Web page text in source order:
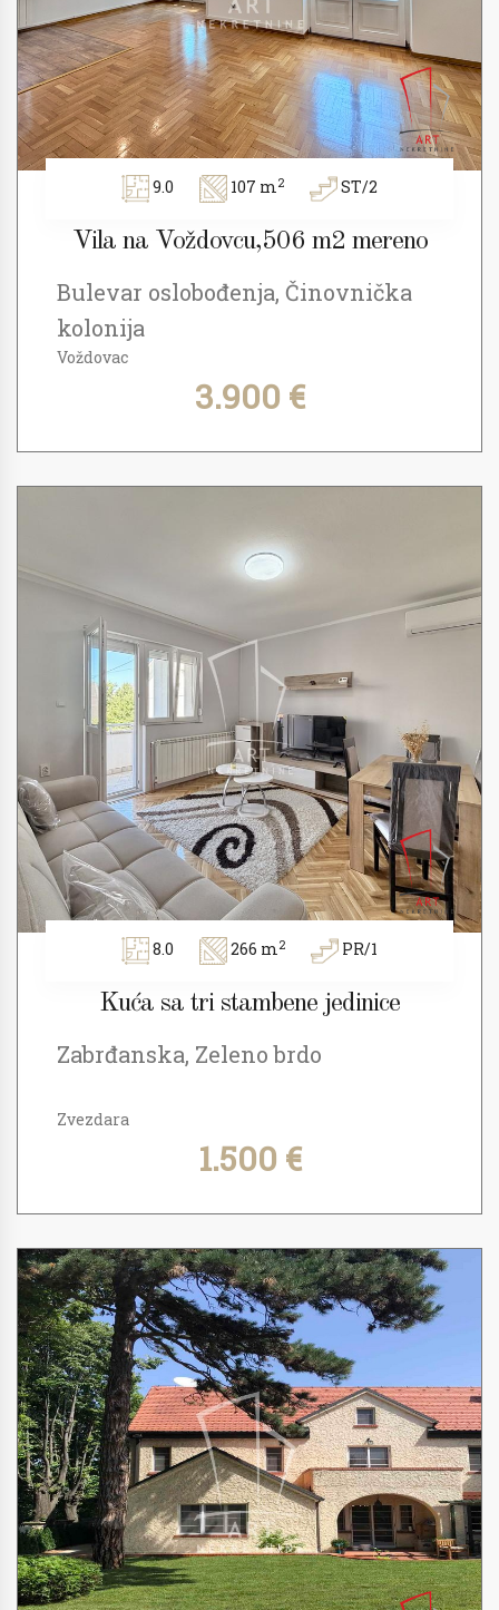
9.0 107 m2 ST/2
Vila na Voždovcu,506 m2 mereno
Bulevar oslobođenja, Činovnička
kolonija
Voždovac
3.900 €
8.0 266 m2 PR/1
Kuća sa tri stambene jedinice
Zabrđanska, Zeleno brdo
Zvezdara
1.500 €